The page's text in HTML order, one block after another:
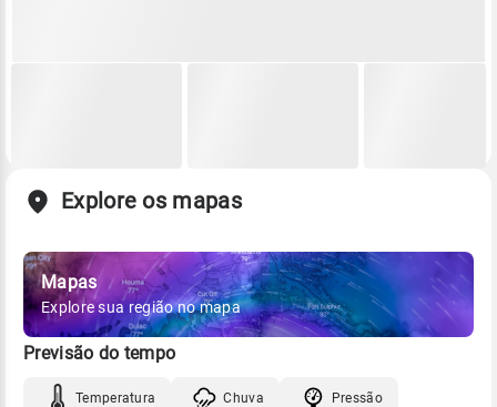
Explore os mapas
Mapas
Explore sua região no mapa
Previsão do tempo
Temperatura Chuva Pressão